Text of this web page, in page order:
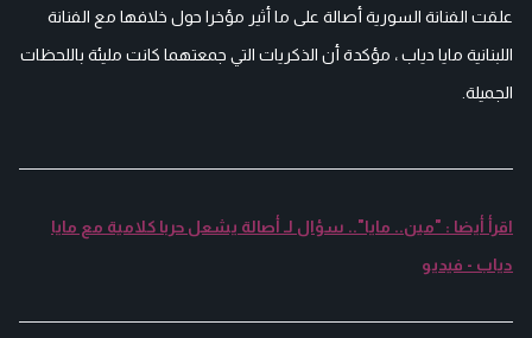
علقت الفنانة السورية أصالة على ما أثير مؤخرا حول خلافها مع الفنانة
اللبنانية مايا دياب ، مؤكدة أن الذكريات التي جمعتهما كانت مليئة باللحظات
الجميلة.
اقرأ أيضا : "مين.. مايا".. سؤال لـ أصالة يشعل حربا كلامية مع مايا
دياب - فيديو